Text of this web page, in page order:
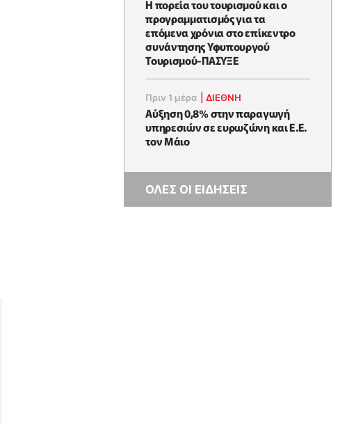
Η πορεία του τουρισμού και ο
προγραμματισμός για τα
επόμενα χρόνια στο επίκεντρο
συνάντησης Υφυπουργού
Τουρισμού-ΠΑΣΥΞΕ
Πριν 1 μέρα |ΔΙΕΘΝΗ
Αύξηση 0,8% στην παραγωγή
υπηρεσιών σε ευρωζώνη και Ε.Ε.
τον Μάιο
ΟΛΕΣ ΟΙ ΕΙΔΗΣΕΙΣ